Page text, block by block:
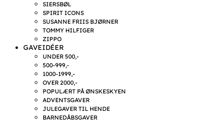
SIERSBØL
SPIRIT ICONS
SUSANNE FRIIS BJØRNER
TOMMY HILFIGER
ZIPPO
GAVEIDÉER
UNDER 500,-
500-999,-
1000-1999,-
OVER 2000,-
POPULÆRT PÅ ØNSKESKYEN
ADVENTSGAVER
JULEGAVER TIL HENDE
BARNEDÅBSGAVER